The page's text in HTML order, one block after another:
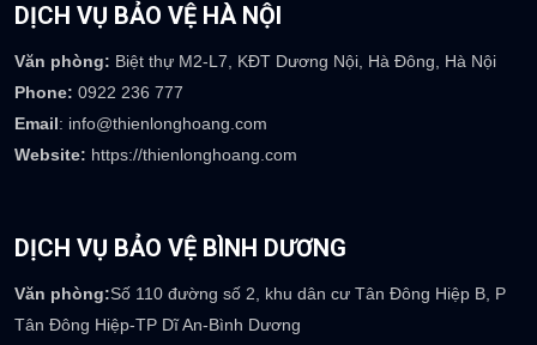
DỊCH VỤ BẢO VỆ HÀ NỘI
Văn phòng: Biệt thự M2-L7, KĐT Dương Nội, Hà Đông, Hà Nội
Phone: 0922 236 777
Email: info@thienlonghoang.com
Website: https://thienlonghoang.com
DỊCH VỤ BẢO VỆ BÌNH DƯƠNG
Văn phòng:Số 110 đường số 2, khu dân cư Tân Đông Hiệp B, P
Tân Đông Hiệp-TP Dĩ An-Bình Dương